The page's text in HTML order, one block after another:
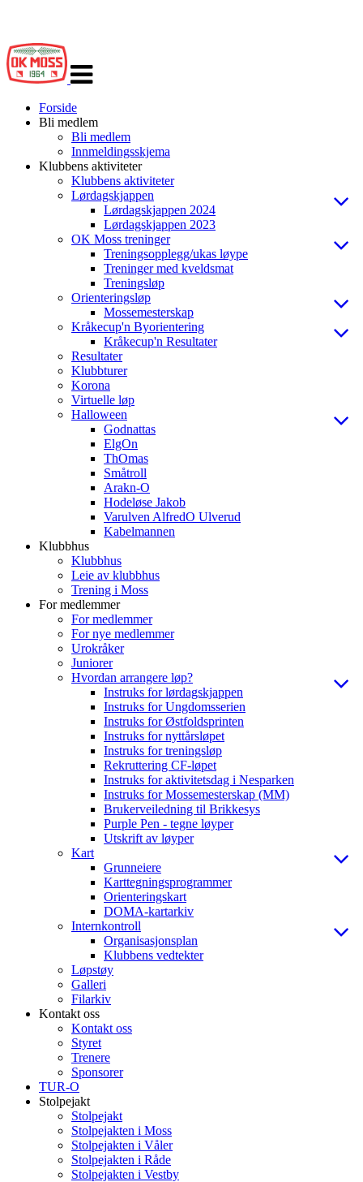
navigasjon
Forside
Bli medlem
Bli medlem
Innmeldingsskjema
Klubbens aktiviteter
Klubbens aktiviteter
Lørdagskjappen
Lørdagskjappen 2024
Lørdagskjappen 2023
OK Moss treninger
Treningsopplegg/ukas løype
Treninger med kveldsmat
Treningsløp
Orienteringsløp
Mossemesterskap
Kråkecup'n Byorientering
Kråkecup'n Resultater
Resultater
Klubbturer
Korona
Virtuelle løp
Halloween
Godnattas
ElgOn
ThOmas
Småtroll
Arakn-O
Hodeløse Jakob
Varulven AlfredO Ulverud
Kabelmannen
Klubbhus
Klubbhus
Leie av klubbhus
Trening i Moss
For medlemmer
For medlemmer
For nye medlemmer
Urokråker
Juniorer
Hvordan arrangere løp?
Instruks for lørdagskjappen
Instruks for Ungdomsserien
Instruks for Østfoldsprinten
Instruks for nyttårsløpet
Instruks for treningsløp
Rekruttering CF-løpet
Instruks for aktivitetsdag i Nesparken
Instruks for Mossemesterskap (MM)
Brukerveiledning til Brikkesys
Purple Pen - tegne løyper
Utskrift av løyper
Kart
Grunneiere
Karttegningsprogrammer
Orienteringskart
DOMA-kartarkiv
Internkontroll
Organisasjonsplan
Klubbens vedtekter
Løpstøy
Galleri
Filarkiv
Kontakt oss
Kontakt oss
Styret
Trenere
Sponsorer
TUR-O
Stolpejakt
Stolpejakt
Stolpejakten i Moss
Stolpejakten i Våler
Stolpejakten i Råde
Stolpejakten i Vestby